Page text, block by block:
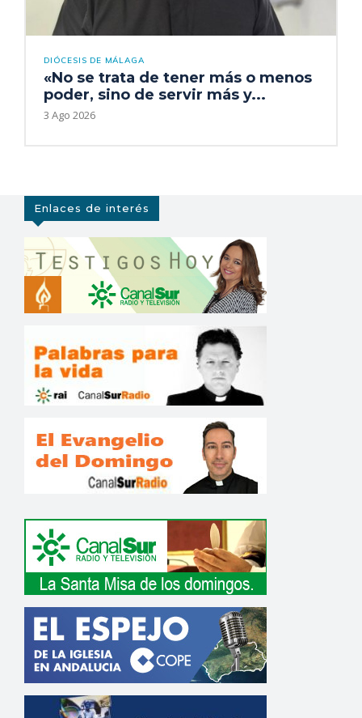
DIÓCESIS DE MÁLAGA
«No se trata de tener más o menos
poder, sino de servir más y...
3 Ago 2026
Enlaces de interés